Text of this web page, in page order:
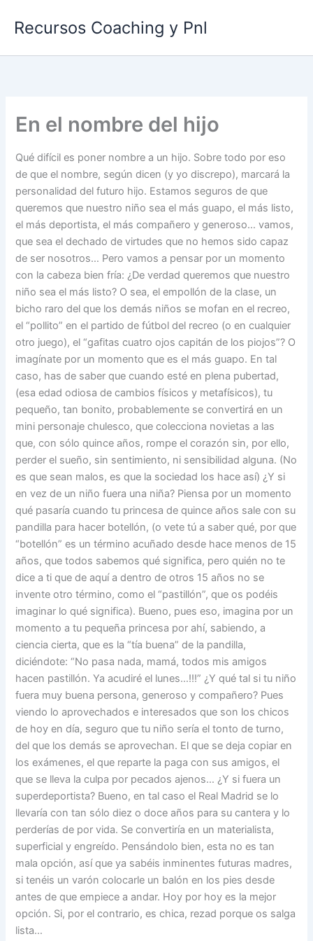
Recursos Coaching y Pnl
En el nombre del hijo
Qué difícil es poner nombre a un hijo. Sobre todo por eso
de que el nombre, según dicen (y yo discrepo), marcará la
personalidad del futuro hijo. Estamos seguros de que
queremos que nuestro niño sea el más guapo, el más listo,
el más deportista, el más compañero y generoso… vamos,
que sea el dechado de virtudes que no hemos sido capaz
de ser nosotros… Pero vamos a pensar por un momento
con la cabeza bien fría: ¿De verdad queremos que nuestro
niño sea el más listo? O sea, el empollón de la clase, un
bicho raro del que los demás niños se mofan en el recreo,
el “pollito” en el partido de fútbol del recreo (o en cualquier
otro juego), el “gafitas cuatro ojos capitán de los piojos”? O
imagínate por un momento que es el más guapo. En tal
caso, has de saber que cuando esté en plena pubertad,
(esa edad odiosa de cambios físicos y metafísicos), tu
pequeño, tan bonito, probablemente se convertirá en un
mini personaje chulesco, que colecciona novietas a las
que, con sólo quince años, rompe el corazón sin, por ello,
perder el sueño, sin sentimiento, ni sensibilidad alguna. (No
es que sean malos, es que la sociedad los hace así) ¿Y si
en vez de un niño fuera una niña? Piensa por un momento
qué pasaría cuando tu princesa de quince años sale con su
pandilla para hacer botellón, (o vete tú a saber qué, por que
“botellón” es un término acuñado desde hace menos de 15
años, que todos sabemos qué significa, pero quién no te
dice a ti que de aquí a dentro de otros 15 años no se
invente otro término, como el “pastillón”, que os podéis
imaginar lo qué significa). Bueno, pues eso, imagina por un
momento a tu pequeña princesa por ahí, sabiendo, a
ciencia cierta, que es la “tía buena” de la pandilla,
diciéndote: “No pasa nada, mamá, todos mis amigos
hacen pastillón. Ya acudiré el lunes…!!!” ¿Y qué tal si tu niño
fuera muy buena persona, generoso y compañero? Pues
viendo lo aprovechados e interesados que son los chicos
de hoy en día, seguro que tu niño sería el tonto de turno,
del que los demás se aprovechan. El que se deja copiar en
los exámenes, el que reparte la paga con sus amigos, el
que se lleva la culpa por pecados ajenos… ¿Y si fuera un
superdeportista? Bueno, en tal caso el Real Madrid se lo
llevaría con tan sólo diez o doce años para su cantera y lo
perderías de por vida. Se convertiría en un materialista,
superficial y engreído. Pensándolo bien, esta no es tan
mala opción, así que ya sabéis inminentes futuras madres,
si tenéis un varón colocarle un balón en los pies desde
antes de que empiece a andar. Hoy por hoy es la mejor
opción. Si, por el contrario, es chica, rezad porque os salga
lista…